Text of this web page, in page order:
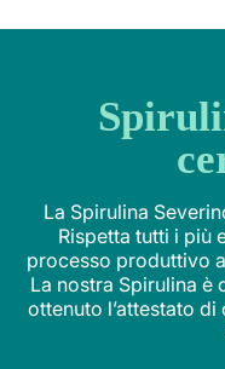
La Spirulina
Rispetta tutti i più
processo produttivo
La nostra Spirulina è
ottenuto l’attestato